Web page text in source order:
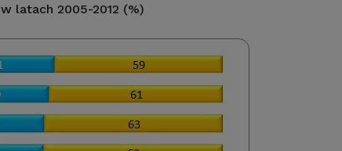
w latach 2005-2012 (%)